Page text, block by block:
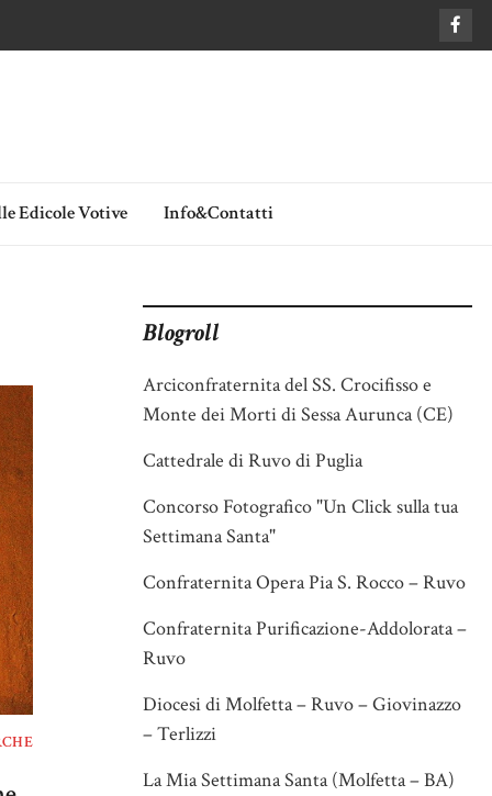
Edicole Votive Info&Contatti
Blogroll
Arciconfraternita del SS. Crocifisso e
Monte dei Morti di Sessa Aurunca (CE)
Cattedrale di Ruvo di Puglia
Concorso Fotografico "Un Click sulla tua
Settimana Santa"
Confraternita Opera Pia S. Rocco – Ruvo
Confraternita Purificazione-Addolorata –
Ruvo
Diocesi di Molfetta – Ruvo – Giovinazzo
– Terlizzi
La Mia Settimana Santa (Molfetta – BA)